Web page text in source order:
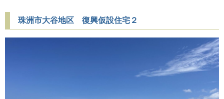
珠洲市大谷地区 復興仮設住宅２